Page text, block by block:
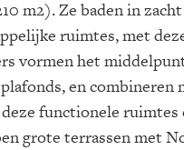
m2). Ze baden in
ruimtes, met
vormen het
en
functionele
grote terrassen met